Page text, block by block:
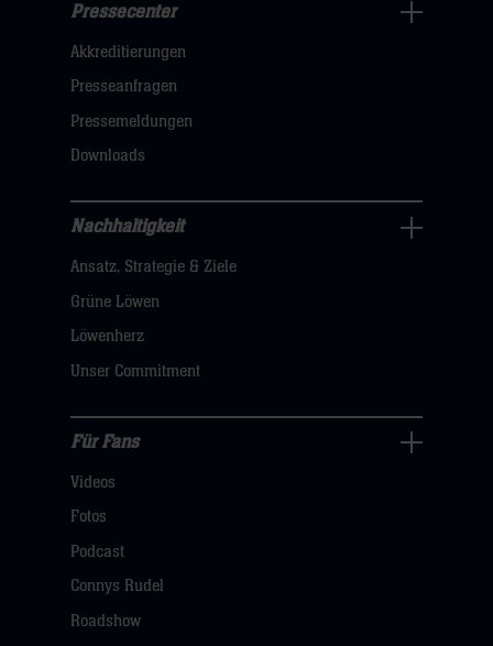
Navigation
öffnen,
dann
klicken
hier
Pressecenter
Akkreditierungen
Presseanfragen
Pressemeldungen
Downloads
Nachhaltigkeit
Navigation
öffnen,
dann
hier
Nachhaltigkeit
Ansatz, Strategie & Ziele
Grüne Löwen
Löwenherz
Unser Commitment
Fans
Navigation
öffnen,
dann
Für Fans
Videos
Fotos
Podcast
Connys Rudel
Roadshow